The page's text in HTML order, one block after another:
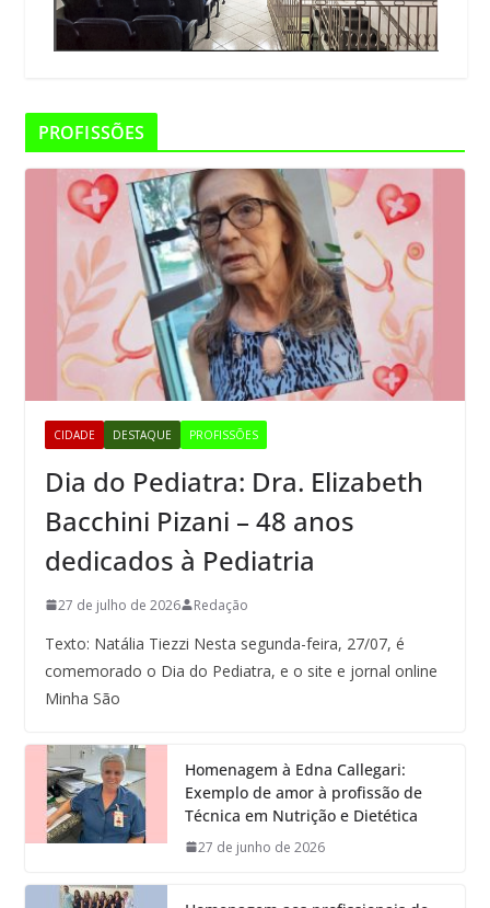
PROFISSÕES
CIDADE DESTAQUE PROFISSÕES
Dia do Pediatra: Dra. Elizabeth
Bacchini Pizani – 48 anos
dedicados à Pediatria
27 de julho de 2026 Redação
Texto: Natália Tiezzi Nesta segunda-feira, 27/07, é
comemorado o Dia do Pediatra, e o site e jornal online
Minha São
Homenagem à Edna Callegari:
Exemplo de amor à profissão de
Técnica em Nutrição e Dietética
27 de junho de 2026